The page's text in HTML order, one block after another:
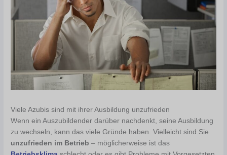
Viele Azubis sind mit ihrer Ausbildung unzufrieden
Wenn ein Auszubildender darüber nachdenkt, seine Ausbildung
zu wechseln, kann das viele Gründe haben. Vielleicht sind Sie
unzufrieden im Betrieb – möglicherweise ist das